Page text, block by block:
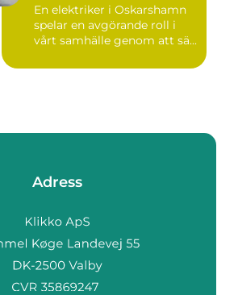
En elektriker i Oskarshamn
spelar en avgörande roll i
vårt samhälle genom att sä...
Adress